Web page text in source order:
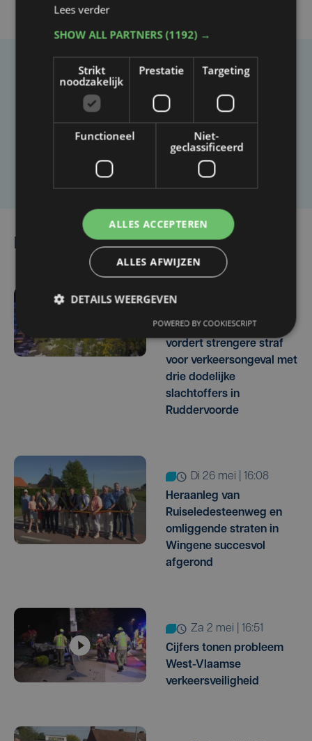
Taalfout opgemerkt?
Heb je een taal- of schrijffout opgemerkt in dit
artikel?
Laat het ons weten
Lees ook
Openbaar Ministerie
vordert strengere straf
voor verkeersongeval met
drie dodelijke
slachtoffers in
Ruddervoorde
di 26 mei | 16:08
Heraanleg van
Ruiseledesteenweg en
omliggende straten in
Wingene succesvol
afgerond
za 2 mei | 16:51
Cijfers tonen probleem
West-Vlaamse
verkeersveiligheid
Lees verder
SHOW ALL PARTNERS(1192) →
Strikt
noodzakelijk
Prestatie Targeting
Functioneel
Niet-
geclassificeerd
ALLES ACCEPTEREN
ALLES AFWIJZEN
DETAILS WEERGEVEN
POWERED BY COOKIESCRIPT